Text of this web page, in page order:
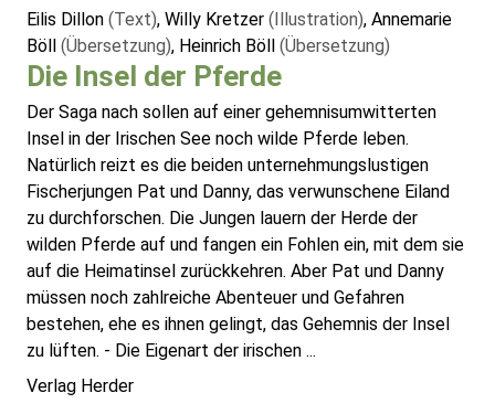
Eilis Dillon (Text), Willy Kretzer (Illustration), Annemarie
Böll (Übersetzung), Heinrich Böll (Übersetzung)
Die Insel der Pferde
Der Saga nach sollen auf einer gehemnisumwitterten
Insel in der Irischen See noch wilde Pferde leben.
Natürlich reizt es die beiden unternehmungslustigen
Fischerjungen Pat und Danny, das verwunschene Eiland
zu durchforschen. Die Jungen lauern der Herde der
wilden Pferde auf und fangen ein Fohlen ein, mit dem sie
auf die Heimatinsel zurückkehren. Aber Pat und Danny
müssen noch zahlreiche Abenteuer und Gefahren
bestehen, ehe es ihnen gelingt, das Gehemnis der Insel
zu lüften. - Die Eigenart der irischen ...
Verlag Herder